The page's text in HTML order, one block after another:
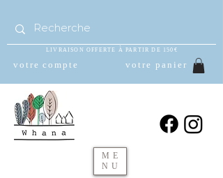
LIVRAISON OFFERTE À PARTIR DE 150€
votre compte votre panier
ME
NU